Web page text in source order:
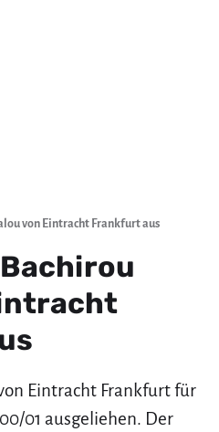
von Eintracht Frankfurt aus
Eintracht Frankfurt für
01 ausgeliehen. Der